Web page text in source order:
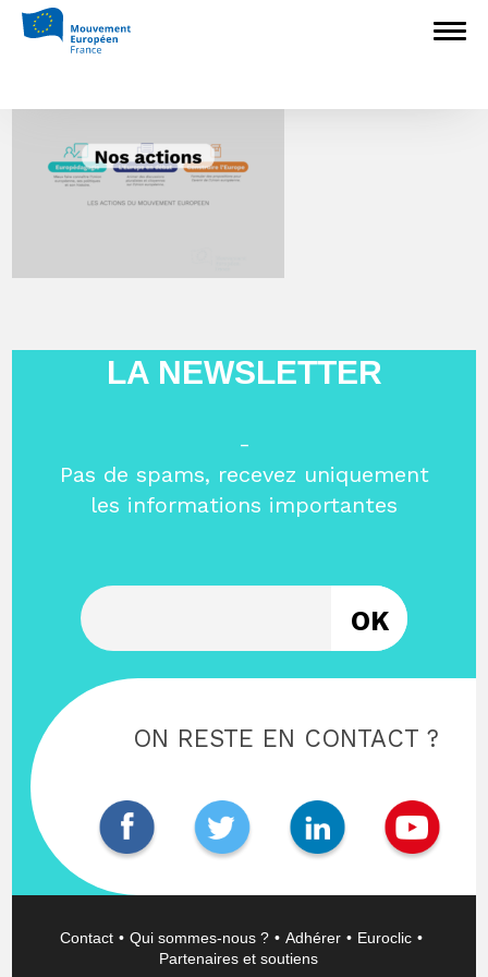
3
LA NEWSLETTER
-
Pas de spams, recevez uniquement
les informations importantes
ON RESTE EN CONTACT ?
Contact Qui sommes-nous ? Adhérer
Euroclic
Partenaires et soutiens